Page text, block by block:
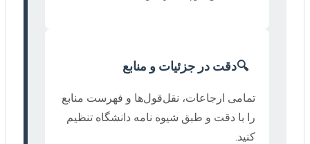
🔍دقت در جزئیات و منابع
تمامی ارجاعات، نقل‌قول‌ها و فهرست منابع
را با دقت و طبق شیوه نامه دانشگاه تنظیم
کنید.